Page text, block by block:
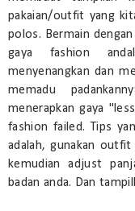
pakaian/outfit yang
polos. Bermain
gaya fashion
menyenangkan dan
memadu
menerapkan gaya
fashion failed. Tips
adalah, gunakan
kemudian adjust
badan anda. Dan